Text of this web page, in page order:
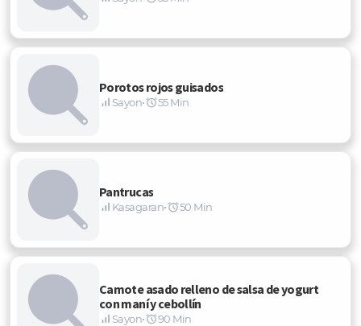
Porotos rojos guisados
Sayon• 55 Min
Pantrucas
Kasagaran• 50 Min
Camote asado relleno de salsa de yogurt
con maní y cebollín
Sayon• 90 Min